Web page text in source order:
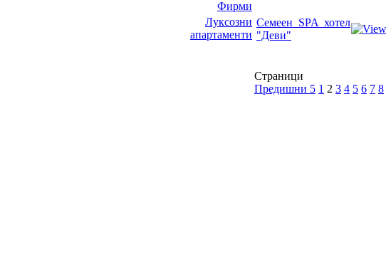
Фирми
Луксозни
апартаменти
Семеен SPA хотел
"Деви"
Страници
Предишни 5 1 2 3 4 5 6 7 8